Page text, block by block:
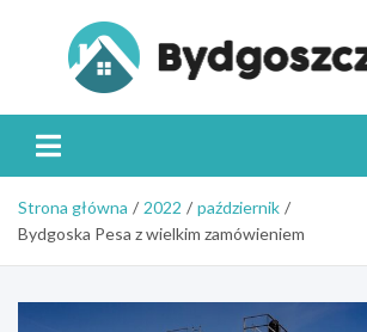
Strona główna 2022
październik
Bydgoska Pesa z wielkim zamówieniem